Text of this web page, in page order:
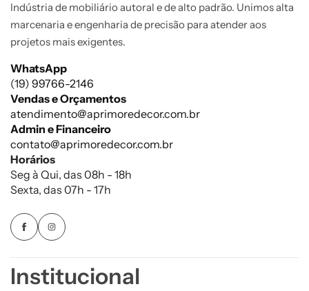
Indústria de mobiliário autoral e de alto padrão. Unimos alta
marcenaria e engenharia de precisão para atender aos
projetos mais exigentes.
WhatsApp
(19) 99766-2146
Vendas e Orçamentos
atendimento@aprimoredecor.com.br
Admin e Financeiro
contato@aprimoredecor.com.br
Horários
Seg à Qui, das 08h - 18h
Sexta, das 07h - 17h
Institucional